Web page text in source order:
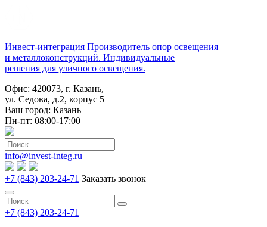
Инвест-интеграция Производитель опор освещения
и металлоконструкций. Индивидуальные
решения для уличного освещения.
Офис: 420073, г. Казань,
ул. Седова, д.2, корпус 5
Ваш город: Казань
Пн-пт: 08:00-17:00
info@invest-integ.ru
+7 (843) 203-24-71 Заказать звонок
+7 (843) 203-24-71